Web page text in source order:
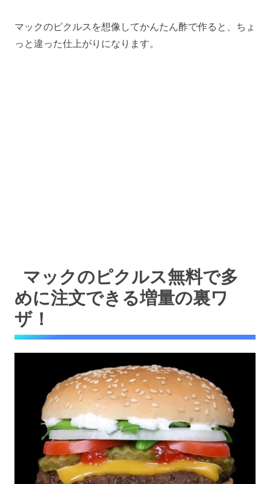
マックのピクルスを想像してかんたん酢で作ると、ちょ
っと違った仕上がりになります。
マックのピクルス無料で多
めに注文できる増量の裏ワ
ザ！